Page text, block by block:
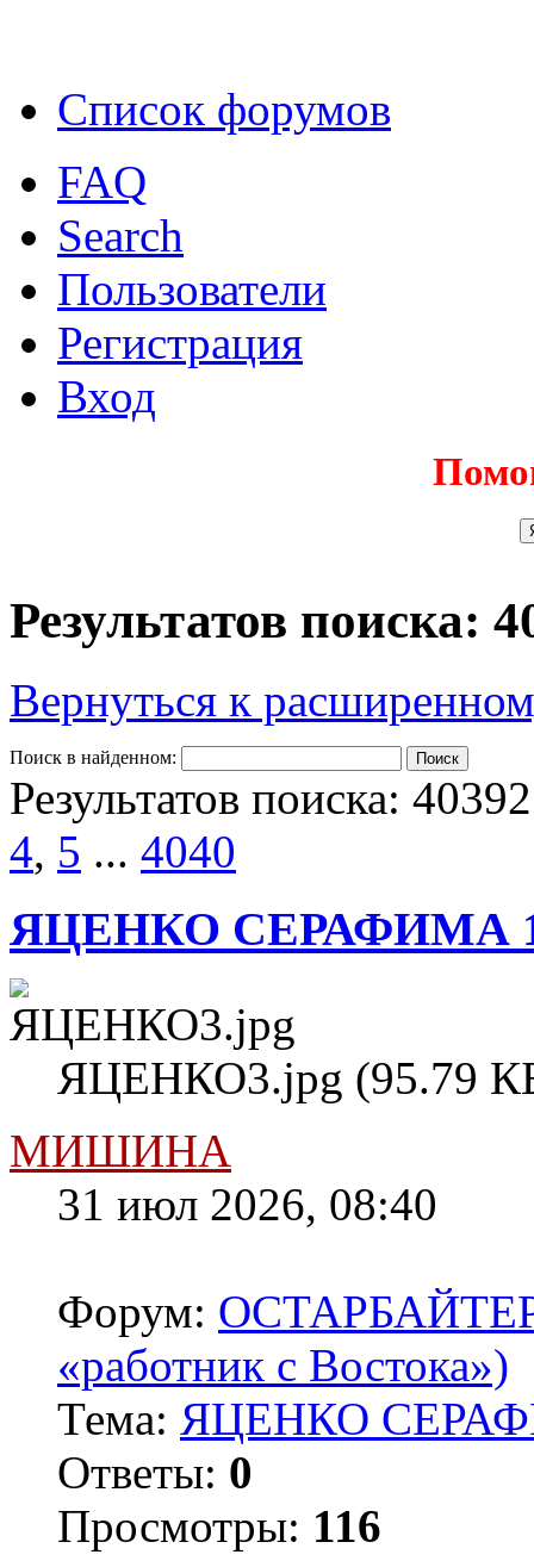
Список форумов
FAQ
Search
Пользователи
Регистрация
Вход
Результатов поиска:
Вернуться к
Поиск в найденном:
Результатов поиска:
4, 5 ... 4040
ЯЦЕНКО СЕРАФИМА
ЯЦЕНКО3.jpg (95.79
МИШИНА
31 июл 2026, 08:40
Форум:
«работник с Востока»)
Тема: ЯЦЕНКО
Ответы: 0
Просмотры: 116